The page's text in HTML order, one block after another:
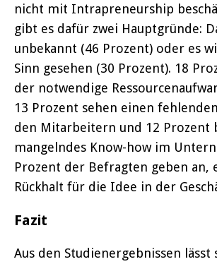
nicht mit Intrapreneurship
gibt es dafür zwei Hauptgründe:
unbekannt (46 Prozent) oder es
Sinn gesehen (30 Prozent). 18
der notwendige
13 Prozent sehen einen
den Mitarbeitern und 12 Prozent
mangelndes Know-how im
Prozent der Befragten geben an,
Rückhalt für die Idee in der
Fazit
Aus den Studienergebnissen lässt